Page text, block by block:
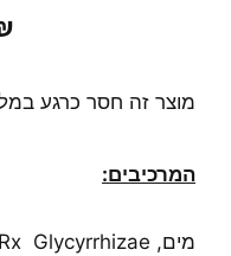
מוצר זה חסר כרגע
המרכיבים:
מים, Cimicifugae Rz,Rx Glycyrrhizae